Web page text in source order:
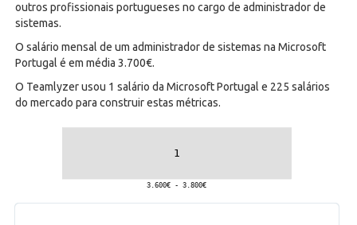
outros profissionais portugueses no cargo de administrador de
sistemas.
O salário mensal de um administrador de sistemas na Microsoft
Portugal é em média 3.700€.
O Teamlyzer usou 1 salário da Microsoft Portugal e 225 salários
do mercado para construir estas métricas.